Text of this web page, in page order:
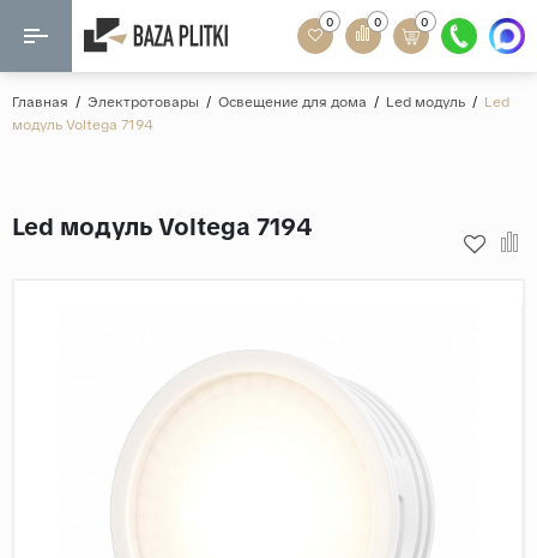
Назад Назад
90x180
Крупный формат
Рисунок
Мрамор
Розетки и освещение
0 0 0
Главная / Электротовары / Освещение для дома / Led модуль / Led
модуль Voltega 7194
Led модуль Voltega 7194